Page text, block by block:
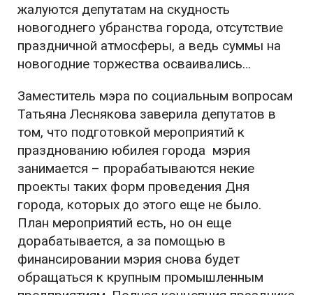
жалуются депутатам на скудность
новогоднего убранства города, отсутствие
праздничной атмосферы, а ведь суммы на
новогодние торжества осваивались…
Заместитель мэра по социальным вопросам
Татьяна Леснякова заверила депутатов в
том, что подготовкой мероприятий к
празднованию юбилея города мэрия
занимается – прорабатываются некие
проекты таких форм проведения Дня
города, которых до этого еще не было.
План мероприятий есть, но он еще
дорабатывается, а за помощью в
финансировании мэрия снова будет
обращаться к крупным промышленным